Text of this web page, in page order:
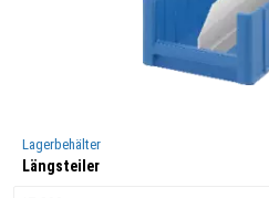
Lagerbehälter
Längsteiler